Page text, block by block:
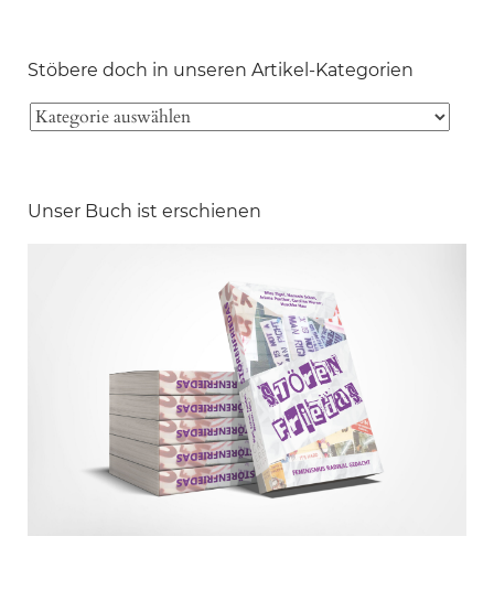
Stöbere doch in unseren Artikel-Kategorien
Unser Buch ist erschienen